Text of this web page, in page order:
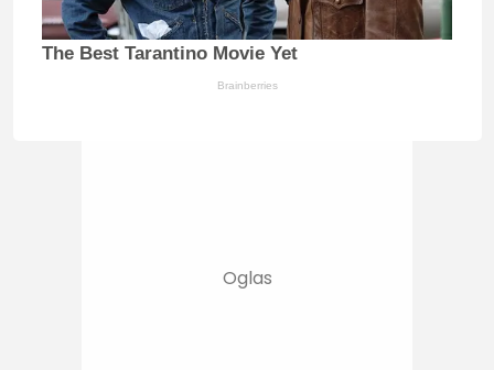
The Best Tarantino Movie Yet
Brainberries